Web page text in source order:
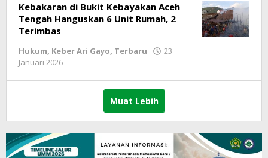
Kebakaran di Bukit Kebayakan Aceh
Tengah Hanguskan 6 Unit Rumah, 2
Terimbas
Hukum, Keber Ari Gayo, Terbaru
23
Januari 2026
Muat Lebih